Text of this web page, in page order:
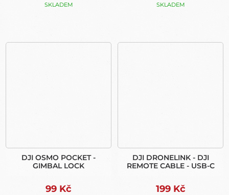
SKLADEM SKLADEM
DJI OSMO POCKET -
GIMBAL LOCK
99 Kč
DJI DRONELINK - DJI
REMOTE CABLE - USB-C
199 Kč